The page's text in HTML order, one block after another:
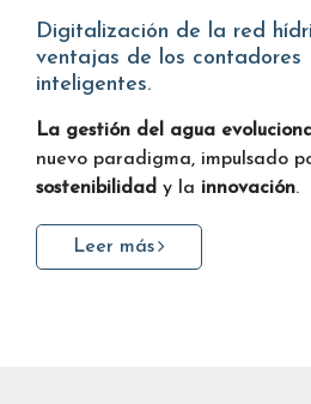
Digitalización de la red hídrica: las
ventajas de los contadores
inteligentes.
La gestión del agua
nuevo paradigma, impulsado
sostenibilidad y la innovación.
Leer más